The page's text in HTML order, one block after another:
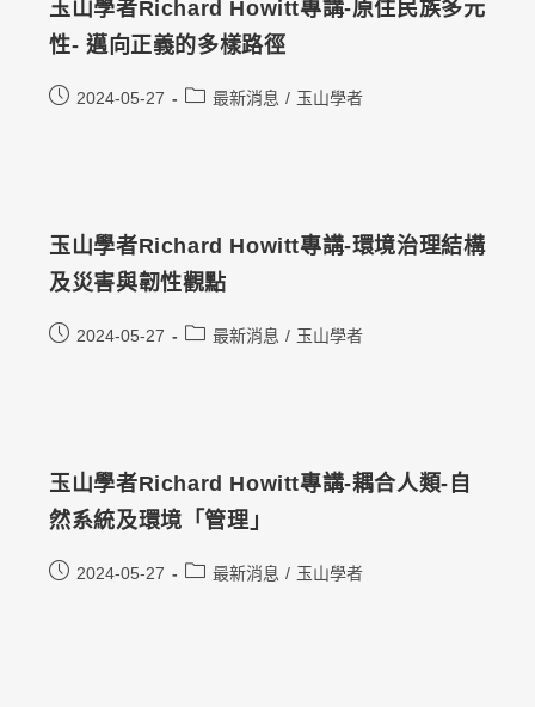
玉山學者Richard Howitt專講-原住民族多元
性- 邁向正義的多樣路徑
2024-05-27 最新消息 / 玉山學者
玉山學者Richard Howitt專講-環境治理結構
及災害與韌性觀點
2024-05-27 最新消息 / 玉山學者
玉山學者Richard Howitt專講-耦合人類-自
然系統及環境「管理」
2024-05-27 最新消息 / 玉山學者